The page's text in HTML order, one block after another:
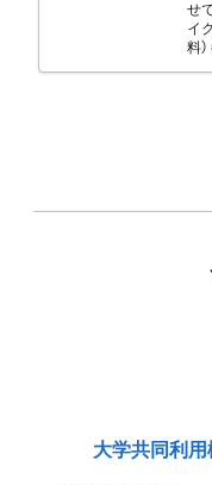
せ
イ
料
大学共同利